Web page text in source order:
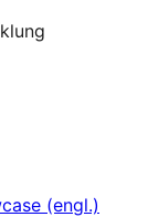
(engl.)